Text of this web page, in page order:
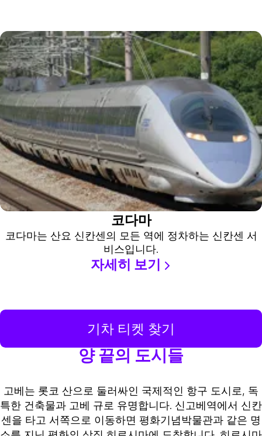
코다마
코다마는 산요 신칸센의 모든 역에 정차하는 신칸센 서
비스입니다.
자세히 보기
기차 티켓 찾기
양 끝의 도시들
고베는 롯코 산으로 둘러싸인 국제적인 항구 도시로, 독
특한 건축물과 고베 규로 유명합니다. 신고베역에서 신칸
센을 타고 서쪽으로 이동하면 평화기념박물관과 같은 명